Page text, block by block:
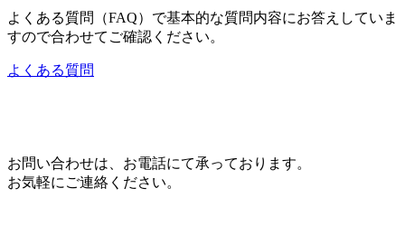
よくある質問（FAQ）で基本的な質問内容にお答えしていま
すので合わせてご確認ください。
よくある質問
お問い合わせは、お電話にて承っております。
お気軽にご連絡ください。